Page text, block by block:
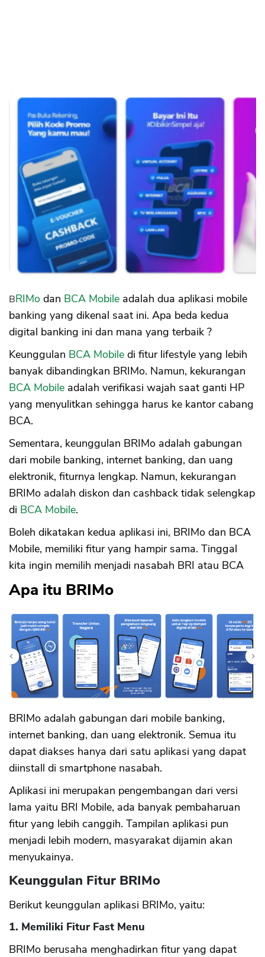
Exchange
Asuransi
Asuransi Jiwa
Asuransi Kesehatan
Asuransi Syariah
BRIMo dan BCA Mobile adalah dua aplikasi mobile
banking yang dikenal saat ini. Apa beda kedua
digital banking ini dan mana yang terbaik ?
Keunggulan BCA Mobile di fitur lifestyle yang lebih
banyak dibandingkan BRIMo. Namun, kekurangan
BCA Mobile adalah verifikasi wajah saat ganti HP
yang menyulitkan sehingga harus ke kantor cabang
BCA.
Sementara, keunggulan BRIMo adalah gabungan
dari mobile banking, internet banking, dan uang
elektronik, fiturnya lengkap. Namun, kekurangan
BRIMo adalah diskon dan cashback tidak selengkap
di BCA Mobile.
Boleh dikatakan kedua aplikasi ini, BRIMo dan BCA
Mobile, memiliki fitur yang hampir sama. Tinggal
kita ingin memilih menjadi nasabah BRI atau BCA
Apa itu BRIMo
BRIMo adalah gabungan dari mobile banking,
internet banking, dan uang elektronik. Semua itu
dapat diakses hanya dari satu aplikasi yang dapat
diinstall di smartphone nasabah.
Aplikasi ini merupakan pengembangan dari versi
lama yaitu BRI Mobile, ada banyak pembaharuan
fitur yang lebih canggih. Tampilan aplikasi pun
menjadi lebih modern, masyarakat dijamin akan
menyukainya.
Keunggulan Fitur BRIMo
Berikut keunggulan aplikasi BRIMo, yaitu:
1. Memiliki Fitur Fast Menu
BRIMo berusaha menghadirkan fitur yang dapat